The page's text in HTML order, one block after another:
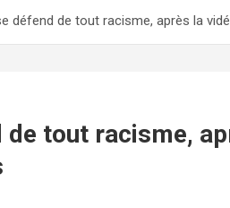
défend de tout racisme, après la
de tout racisme,